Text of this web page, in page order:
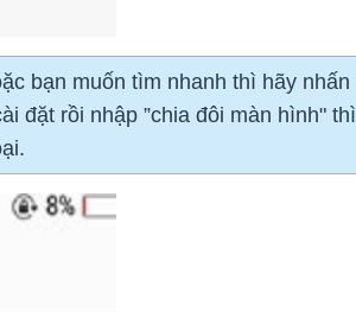
bạn muốn tìm nhanh thì hãy nhấn
đặt rồi nhập ”chia đôi màn hình" thì